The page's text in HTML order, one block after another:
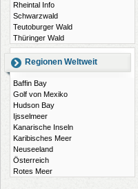
Rheintal Info
Schwarzwald
Teutoburger Wald
Thüringer Wald
Regionen Weltweit
Baffin Bay
Golf von Mexiko
Hudson Bay
Ijsselmeer
Kanarische Inseln
Karibisches Meer
Neuseeland
Österreich
Rotes Meer